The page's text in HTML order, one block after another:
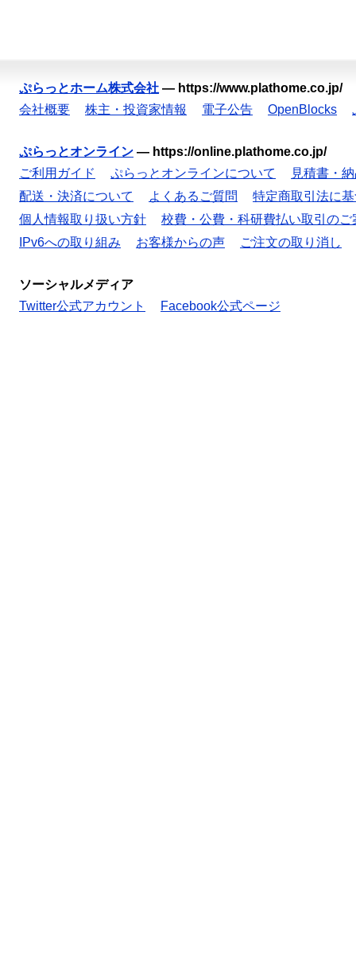
ぷらっとホーム株式会社 — https://www.plathome.co.jp/
会社概要
株主・投資家情報 電子公告 OpenBlocks
ぷらっとオンライン — https://online.plathome.co.jp/
ご利用ガイド
ぷらっとオンラインについて
見積書・
配送・決済について
よくあるご質問
特定商取引法に
個人情報取り扱い方針
校費・公費・科研費払い取引のご
IPv6への取り組み
お客様からの声 ご注文の取り消し
ソーシャルメディア
Twitter公式アカウント
Facebook公式ページ